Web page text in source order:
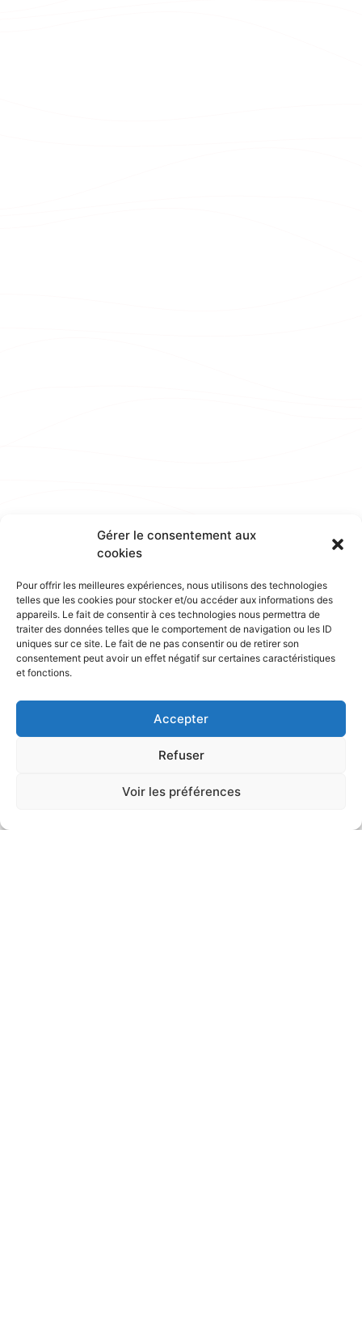
Gérer le consentement aux
cookies
Pour offrir les meilleures expériences, nous utilisons des technologies
telles que les cookies pour stocker et/ou accéder aux informations des
appareils. Le fait de consentir à ces technologies nous permettra de
traiter des données telles que le comportement de navigation ou les ID
uniques sur ce site. Le fait de ne pas consentir ou de retirer son
consentement peut avoir un effet négatif sur certaines caractéristiques
et fonctions.
Accepter
Refuser
Voir les préférences